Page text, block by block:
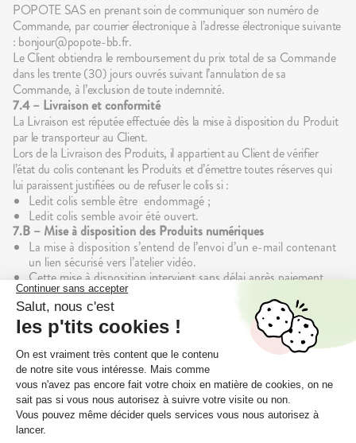
POPOTE SAS en prenant soin de communiquer son numéro de
Commande, par courrier électronique à l’adresse électronique suivante
: bonjour@popote-bb.fr.
Le Client obtiendra le remboursement du prix total de sa Commande
dans les trente (30) jours ouvrés suivant l’annulation de sa
Commande, à l’exclusion de toute indemnité.
7.4 – Livraison et conformité
La Livraison est réputée effectuée dès la mise à disposition du Produit
par le transporteur au Client.
Lors de la Livraison des Produits, il appartient au Client de vérifier
l’état du colis contenant les Produits et d’émettre toutes réserves qui
lui paraissent justifiées ou de refuser le colis si :
Ledit colis semble être endommagé ;
Ledit colis semble avoir été ouvert.
7.B – Mise à disposition des Produits numériques
La mise à disposition s’entend de l’envoi d’un e-mail contenant
un lien sécurisé vers l’atelier vidéo.
Cette mise à disposition intervient sans délai après paiement
(sauf suspicion de fraude).
En cas de non-réception de l’e-mail, le Client doit vérifier ses
courriers indésirables puis contacter le service client.
La Société assure une disponibilité raisonnable du visionnage ;
des interruptions temporaires (maintenance, incidents
techniques, force majeure) peuvent survenir.
L’accès aux ateliers vidéos est offert sans limite de durée sous réserve :
(i) du maintien par le Client de ses identifiants et de l’accès à sa
messagerie, (ii) du respect des présentes CGV, (iii) de la poursuite par
la Société de l’exploitation du service de diffusion. En cas d’arrêt du
☀️ Nos gourdes résistent
à la chaleur !